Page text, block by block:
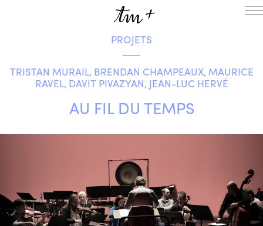
L’ENSEMBLE
SAISON
A LA UNE
PROJETS
MÉDIATION
ENGLISH
NEWSLETTER
CONTACTS
AGENDA
PROJETS
TRISTAN MURAIL, BRENDAN CHAMPEAUX, MAURICE
RAVEL, DAVIT PIVAZYAN, JEAN-LUC HERVÉ
AU FIL DU TEMPS